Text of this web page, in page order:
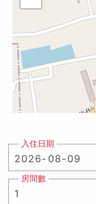
入住日期
房間數